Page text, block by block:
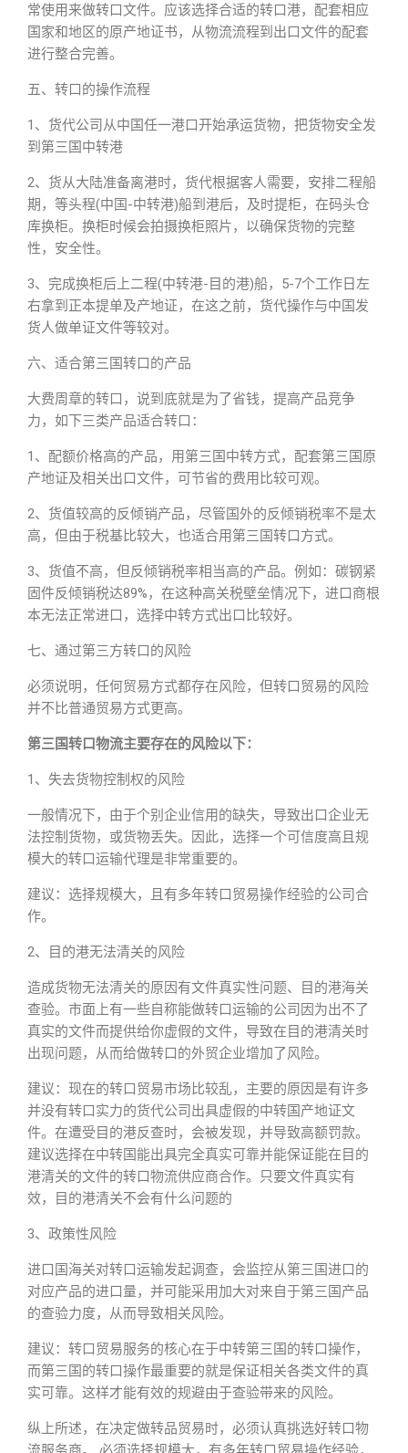
常使用来做转口文件。应该选择合适的转口港，配套相应
国家和地区的原产地证书，从物流流程到出口文件的配套
进行整合完善。
五、转口的操作流程
1、货代公司从中国任一港口开始承运货物，把货物安全发
到第三国中转港
2、货从大陆准备离港时，货代根据客人需要，安排二程船
期，等头程(中国-中转港)船到港后，及时提柜，在码头仓
库换柜。换柜时候会拍摄换柜照片，以确保货物的完整
性，安全性。
3、完成换柜后上二程(中转港-目的港)船，5-7个工作日左
右拿到正本提单及产地证，在这之前，货代操作与中国发
货人做单证文件等较对。
六、适合第三国转口的产品
大费周章的转口，说到底就是为了省钱，提高产品竞争
力，如下三类产品适合转口：
1、配额价格高的产品，用第三国中转方式，配套第三国原
产地证及相关出口文件，可节省的费用比较可观。
2、货值较高的反倾销产品，尽管国外的反倾销税率不是太
高，但由于税基比较大，也适合用第三国转口方式。
3、货值不高，但反倾销税率相当高的产品。例如：碳钢紧
固件反倾销税达89%，在这种高关税壁垒情况下，进口商根
本无法正常进口，选择中转方式出口比较好。
七、通过第三方转口的风险
必须说明，任何贸易方式都存在风险，但转口贸易的风险
并不比普通贸易方式更高。
第三国转口物流主要存在的风险以下：
1、失去货物控制权的风险
一般情况下，由于个别企业信用的缺失，导致出口企业无
法控制货物，或货物丢失。因此，选择一个可信度高且规
模大的转口运输代理是非常重要的。
建议：选择规模大，且有多年转口贸易操作经验的公司合
作。
2、目的港无法清关的风险
造成货物无法清关的原因有文件真实性问题、目的港海关
查验。市面上有一些自称能做转口运输的公司因为出不了
真实的文件而提供给你虚假的文件，导致在目的港清关时
出现问题，从而给做转口的外贸企业增加了风险。
建议：现在的转口贸易市场比较乱，主要的原因是有许多
并没有转口实力的货代公司出具虚假的中转国产地证文
件。在遭受目的港反查时，会被发现，并导致高额罚款。
建议选择在中转国能出具完全真实可靠并能保证能在目的
港清关的文件的转口物流供应商合作。只要文件真实有
效，目的港清关不会有什么问题的
3、政策性风险
进口国海关对转口运输发起调查，会监控从第三国进口的
对应产品的进口量，并可能采用加大对来自于第三国产品
的查验力度，从而导致相关风险。
建议：转口贸易服务的核心在于中转第三国的转口操作，
而第三国的转口操作最重要的就是保证相关各类文件的真
实可靠。这样才能有效的规避由于查验带来的风险。
纵上所述，在决定做转品贸易时，必须认真挑选好转口物